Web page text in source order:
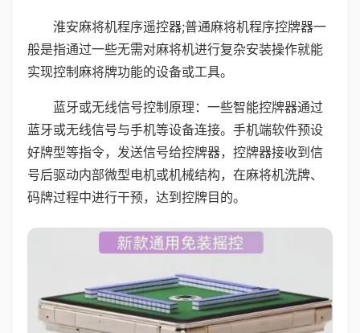
淮安麻将机程序遥控器;普通麻将机程序控牌器一
般是指通过一些无需对麻将机进行复杂安装操作就能
实现控制麻将牌功能的设备或工具。
蓝牙或无线信号控制原理：一些智能控牌器通过
蓝牙或无线信号与手机等设备连接。手机端软件预设
好牌型等指令，发送信号给控牌器，控牌器接收到信
号后驱动内部微型电机或机械结构，在麻将机洗牌、
码牌过程中进行干预，达到控牌目的。